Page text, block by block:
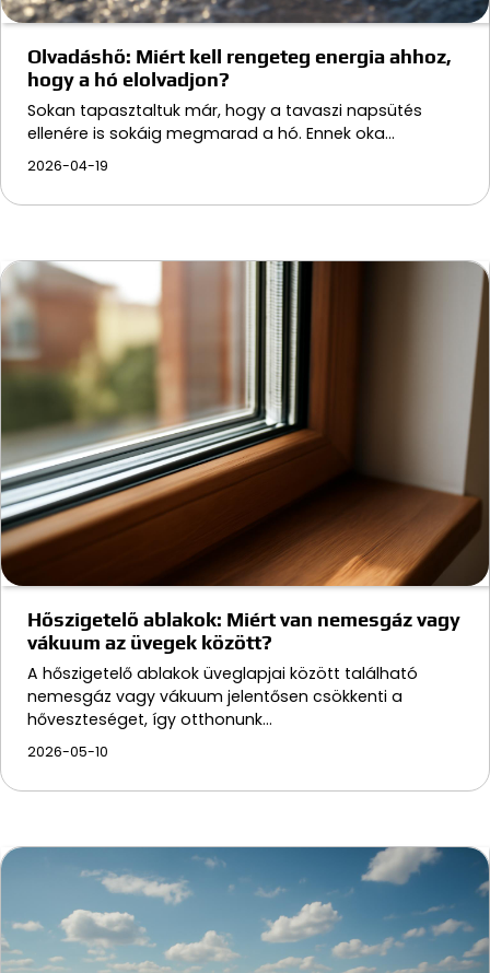
Olvadáshő: Miért kell rengeteg energia ahhoz,
hogy a hó elolvadjon?
Sokan tapasztaltuk már, hogy a tavaszi napsütés
ellenére is sokáig megmarad a hó. Ennek oka…
2026-04-19
Hőszigetelő ablakok: Miért van nemesgáz vagy
vákuum az üvegek között?
A hőszigetelő ablakok üveglapjai között található
nemesgáz vagy vákuum jelentősen csökkenti a
hőveszteséget, így otthonunk…
2026-05-10